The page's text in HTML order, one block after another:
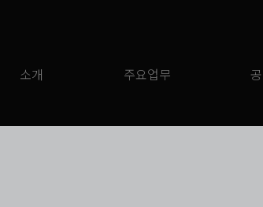
소개 주요업무